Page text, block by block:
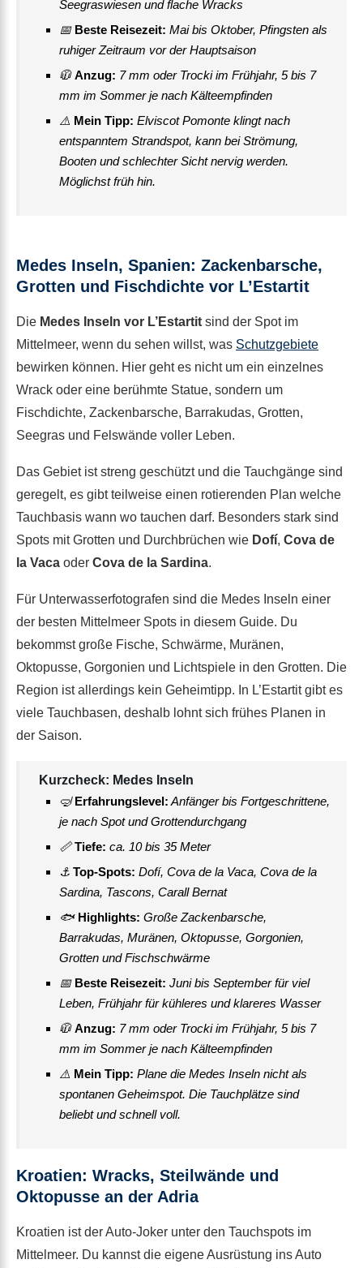
Seegraswiesen und flache Wracks
📅 Beste Reisezeit: Mai bis Oktober, Pfingsten als
ruhiger Zeitraum vor der Hauptsaison
🧥Anzug: 7 mm oder Trocki im Frühjahr, 5 bis 7
mm im Sommer je nach Kälteempfinden
⚠️ Mein Tipp: Elviscot Pomonte klingt nach
entspanntem Strandspot, kann bei Strömung,
Booten und schlechter Sicht nervig werden.
Möglichst früh hin.
Medes Inseln, Spanien: Zackenbarsche,
Grotten und Fischdichte vor L’Estartit
Die Medes Inseln vor L’Estartit sind der Spot im
Mittelmeer, wenn du sehen willst, was Schutzgebiete
bewirken können. Hier geht es nicht um ein einzelnes
Wrack oder eine berühmte Statue, sondern um
Fischdichte, Zackenbarsche, Barrakudas, Grotten,
Seegras und Felswände voller Leben.
Das Gebiet ist streng geschützt und die Tauchgänge sind
geregelt, es gibt teilweise einen rotierenden Plan welche
Tauchbasis wann wo tauchen darf. Besonders stark sind
Spots mit Grotten und Durchbrüchen wie Dofí, Cova de
la Vaca oder Cova de la Sardina.
Für Unterwasserfotografen sind die Medes Inseln einer
der besten Mittelmeer Spots in diesem Guide. Du
bekommst große Fische, Schwärme, Muränen,
Oktopusse, Gorgonien und Lichtspiele in den Grotten. Die
Region ist allerdings kein Geheimtipp. In L’Estartit gibt es
viele Tauchbasen, deshalb lohnt sich frühes Planen in
der Saison.
Kurzcheck: Medes Inseln
🤿Erfahrungslevel: Anfänger bis Fortgeschrittene,
je nach Spot und Grottendurchgang
📏Tiefe: ca. 10 bis 35 Meter
⚓ Top-Spots: Dofí, Cova de la Vaca, Cova de la
Sardina, Tascons, Carall Bernat
🐟 Highlights: Große Zackenbarsche,
Barrakudas, Muränen, Oktopusse, Gorgonien,
Grotten und Fischschwärme
📅 Beste Reisezeit: Juni bis September für viel
Leben, Frühjahr für kühleres und klareres Wasser
🧥Anzug: 7 mm oder Trocki im Frühjahr, 5 bis 7
mm im Sommer je nach Kälteempfinden
⚠️ Mein Tipp: Plane die Medes Inseln nicht als
spontanen Geheimspot. Die Tauchplätze sind
beliebt und schnell voll.
Kroatien: Wracks, Steilwände und
Oktopusse an der Adria
Kroatien ist der Auto-Joker unter den Tauchspots im
Mittelmeer. Du kannst die eigene Ausrüstung ins Auto